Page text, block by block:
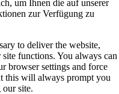
um Ihnen die auf unserer
zur Verfügung zu
to deliver the website,
functions. You always can
browser settings and force
this will always prompt you
our site.